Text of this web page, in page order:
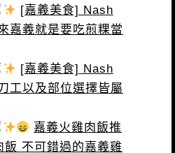
[嘉義美食] Nash
嘉義就是要吃煎粿當
[嘉義美食] Nash
工以及部位選擇皆屬
嘉義火雞肉飯推
飯 不可錯過的嘉義雞